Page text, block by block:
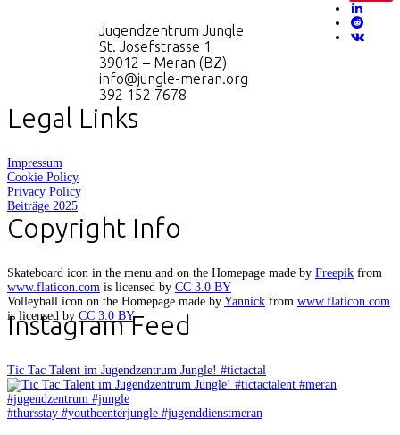
Jugendzentrum Jungle
St. Josefstrasse 1
39012 – Meran (BZ)
info@jungle-meran.org
392 152 7678
Legal Links
Impressum
Cookie Policy
Privacy Policy
Beiträge 2025
Copyright Info
Skateboard icon in the menu and on the Homepage made by Freepik from
www.flaticon.com is licensed by CC 3.0 BY
Volleyball icon on the Homepage made by Yannick from www.flaticon.com
is licensed by CC 3.0 BY
Instagram Feed
Tic Tac Talent im Jugendzentrum Jungle! #tictactal
#thursstay #youthcenterjungle #jugenddienstmeran